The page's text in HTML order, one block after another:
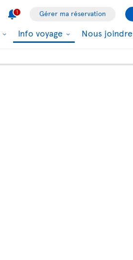
1 Gérer ma réservation
Info voyage Nous joindre